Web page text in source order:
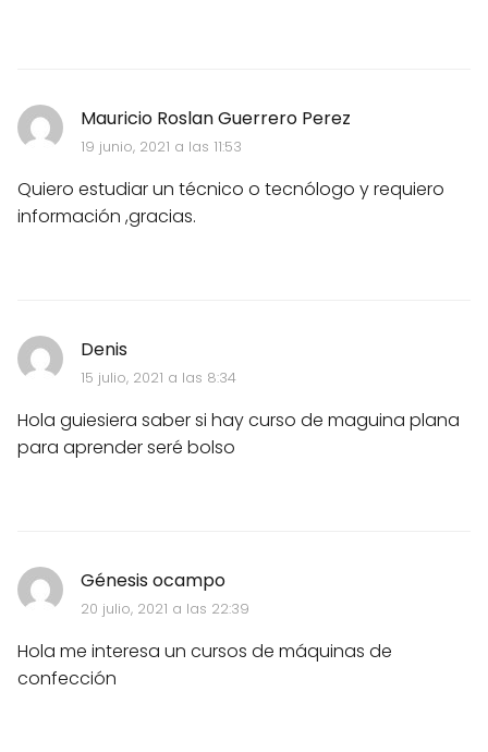
Mauricio Roslan Guerrero Perez
19 junio, 2021 a las 11:53
Quiero estudiar un técnico o tecnólogo y requiero
información ,gracias.
Denis
15 julio, 2021 a las 8:34
Hola guiesiera saber si hay curso de maguina plana
para aprender seré bolso
Génesis ocampo
20 julio, 2021 a las 22:39
Hola me interesa un cursos de máquinas de
confección